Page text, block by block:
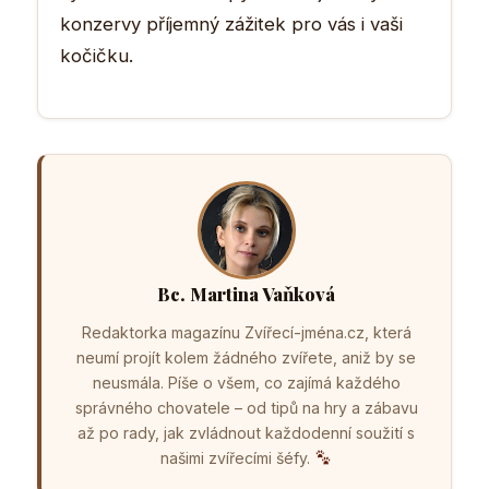
konzervy příjemný zážitek pro vás i vaši
kočičku.
Bc. Martina Vaňková
Redaktorka magazínu Zvířecí-jména.cz, která
neumí projít kolem žádného zvířete, aniž by se
neusmála. Píše o všem, co zajímá každého
správného chovatele – od tipů na hry a zábavu
až po rady, jak zvládnout každodenní soužití s
našimi zvířecími šéfy.